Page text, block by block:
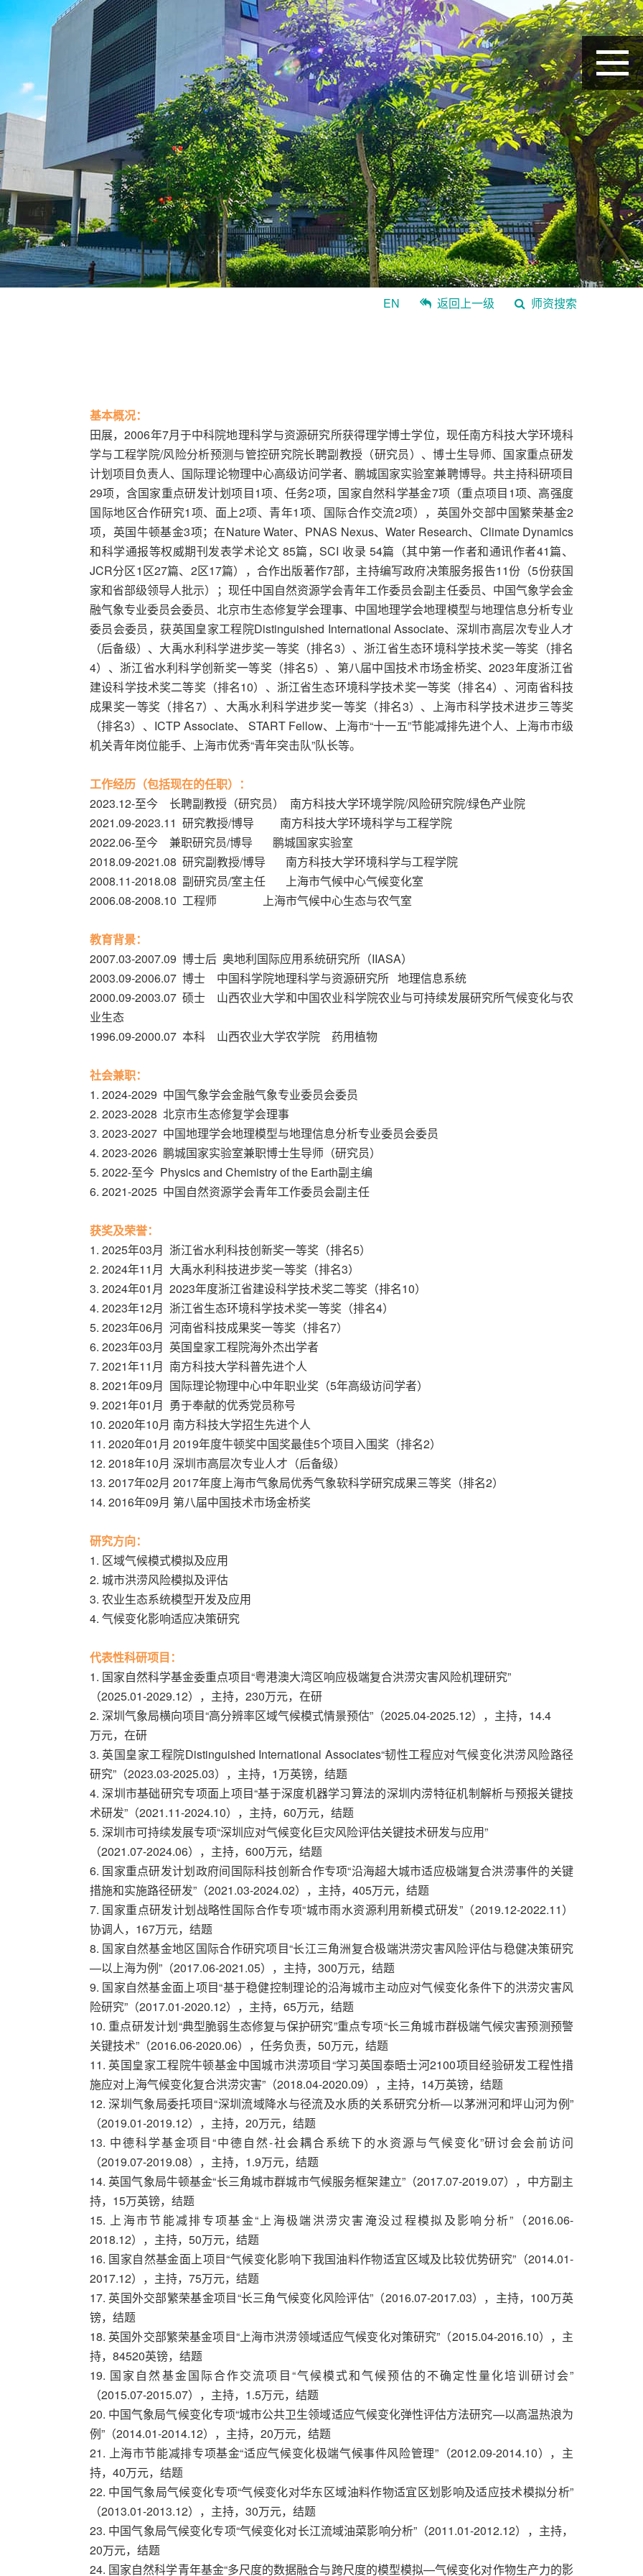
EN 返回上一级 师资搜索
基本概况：
田展，2006年7月于中科院地理科学与资源研究所获得理学博士学位，现任南方科技大学环境科
学与工程学院/风险分析预测与管控研究院长聘副教授（研究员）、博士生导师、国家重点研发
计划项目负责人、国际理论物理中心高级访问学者、鹏城国家实验室兼聘博导。共主持科研项目
29项，含国家重点研发计划项目1项、任务2项，国家自然科学基金7项（重点项目1项、高强度
国际地区合作研究1项、面上2项、青年1项、国际合作交流2项），英国外交部中国繁荣基金2
项，英国牛顿基金3项；在Nature Water、PNAS Nexus、Water Research、Climate Dynamics
和科学通报等权威期刊发表学术论文 85篇，SCI 收录 54篇（其中第一作者和通讯作者41篇、
JCR分区1区27篇、2区17篇），合作出版著作7部，主持编写政府决策服务报告11份（5份获国
家和省部级领导人批示）；现任中国自然资源学会青年工作委员会副主任委员、中国气象学会金
融气象专业委员会委员、北京市生态修复学会理事、中国地理学会地理模型与地理信息分析专业
委员会委员，获英国皇家工程院Distinguished International Associate、深圳市高层次专业人才
（后备级）、大禹水利科学进步奖一等奖（排名3）、浙江省生态环境科学技术奖一等奖（排名
4）、浙江省水利科学创新奖一等奖（排名5）、第八届中国技术市场金桥奖、2023年度浙江省
建设科学技术奖二等奖（排名10）、浙江省生态环境科学技术奖一等奖（排名4）、河南省科技
成果奖一等奖（排名7）、大禹水利科学进步奖一等奖（排名3）、上海市科学技术进步三等奖
（排名3）、ICTP Associate、 START Fellow、上海市“十一五”节能减排先进个人、上海市市级
机关青年岗位能手、上海市优秀“青年突击队”队长等。
工作经历（包括现在的任职）：
2023.12-至今 长聘副教授（研究员） 南方科技大学环境学院/风险研究院/绿色产业院
2021.09-2023.11 研究教授/博导 南方科技大学环境科学与工程学院
2022.06-至今 兼职研究员/博导 鹏城国家实验室
2018.09-2021.08 研究副教授/博导 南方科技大学环境科学与工程学院
2008.11-2018.08 副研究员/室主任 上海市气候中心气候变化室
2006.08-2008.10 工程师 上海市气候中心生态与农气室
教育背景：
2007.03-2007.09 博士后 奥地利国际应用系统研究所（IIASA）
2003.09-2006.07 博士 中国科学院地理科学与资源研究所 地理信息系统
2000.09-2003.07 硕士 山西农业大学和中国农业科学院农业与可持续发展研究所气候变化与农
业生态
1996.09-2000.07 本科 山西农业大学农学院 药用植物
社会兼职：
1. 2024-2029 中国气象学会金融气象专业委员会委员
2. 2023-2028 北京市生态修复学会理事
3. 2023-2027 中国地理学会地理模型与地理信息分析专业委员会委员
4. 2023-2026 鹏城国家实验室兼职博士生导师（研究员）
5. 2022-至今 Physics and Chemistry of the Earth副主编
6. 2021-2025 中国自然资源学会青年工作委员会副主任
获奖及荣誉：
1. 2025年03月 浙江省水利科技创新奖一等奖（排名5）
2. 2024年11月 大禹水利科技进步奖一等奖（排名3）
3. 2024年01月 2023年度浙江省建设科学技术奖二等奖（排名10）
4. 2023年12月 浙江省生态环境科学技术奖一等奖（排名4）
5. 2023年06月 河南省科技成果奖一等奖（排名7）
6. 2023年03月 英国皇家工程院海外杰出学者
7. 2021年11月 南方科技大学科普先进个人
8. 2021年09月 国际理论物理中心中年职业奖（5年高级访问学者）
9. 2021年01月 勇于奉献的优秀党员称号
10. 2020年10月 南方科技大学招生先进个人
11. 2020年01月 2019年度牛顿奖中国奖最佳5个项目入围奖（排名2）
12. 2018年10月 深圳市高层次专业人才（后备级）
13. 2017年02月 2017年度上海市气象局优秀气象软科学研究成果三等奖（排名2）
14. 2016年09月 第八届中国技术市场金桥奖
研究方向：
1. 区域气候模式模拟及应用
2. 城市洪涝风险模拟及评估
3. 农业生态系统模型开发及应用
4. 气候变化影响适应决策研究
代表性科研项目：
1. 国家自然科学基金委重点项目“粤港澳大湾区响应极端复合洪涝灾害风险机理研究”
（2025.01-2029.12），主持，230万元，在研
2. 深圳气象局横向项目“高分辨率区域气候模式情景预估”（2025.04-2025.12），主持，14.4
万元，在研
3. 英国皇家工程院Distinguished International Associates“韧性工程应对气候变化洪涝风险路径
研究”（2023.03-2025.03），主持，1万英镑，结题
4. 深圳市基础研究专项面上项目“基于深度机器学习算法的深圳内涝特征机制解析与预报关键技
术研发”（2021.11-2024.10），主持，60万元，结题
5. 深圳市可持续发展专项“深圳应对气候变化巨灾风险评估关键技术研发与应用”
（2021.07-2024.06），主持，600万元，结题
6. 国家重点研发计划政府间国际科技创新合作专项“沿海超大城市适应极端复合洪涝事件的关键
措施和实施路径研发”（2021.03-2024.02），主持，405万元，结题
7. 国家重点研发计划战略性国际合作专项“城市雨水资源利用新模式研发”（2019.12-2022.11）
协调人，167万元，结题
8. 国家自然基金地区国际合作研究项目“长江三角洲复合极端洪涝灾害风险评估与稳健决策研究
—以上海为例”（2017.06-2021.05），主持，300万元，结题
9. 国家自然基金面上项目“基于稳健控制理论的沿海城市主动应对气候变化条件下的洪涝灾害风
险研究”（2017.01-2020.12），主持，65万元，结题
10. 重点研发计划“典型脆弱生态修复与保护研究”重点专项“长三角城市群极端气候灾害预测预警
关键技术”（2016.06-2020.06），任务负责，50万元，结题
11. 英国皇家工程院牛顿基金中国城市洪涝项目“学习英国泰晤士河2100项目经验研发工程性措
施应对上海气候变化复合洪涝灾害”（2018.04-2020.09），主持，14万英镑，结题
12. 深圳气象局委托项目“深圳流域降水与径流及水质的关系研究分析—以茅洲河和坪山河为例”
（2019.01-2019.12），主持，20万元，结题
13. 中德科学基金项目“中德自然-社会耦合系统下的水资源与气候变化”研讨会会前访问
（2019.07-2019.08），主持，1.9万元，结题
14. 英国气象局牛顿基金“长三角城市群城市气候服务框架建立”（2017.07-2019.07），中方副主
持，15万英镑，结题
15. 上海市节能减排专项基金“上海极端洪涝灾害淹没过程模拟及影响分析”（2016.06-
2018.12），主持，50万元，结题
16. 国家自然基金面上项目“气候变化影响下我国油料作物适宜区域及比较优势研究”（2014.01-
2017.12），主持，75万元，结题
17. 英国外交部繁荣基金项目“长三角气候变化风险评估”（2016.07-2017.03），主持，100万英
镑，结题
18. 英国外交部繁荣基金项目“上海市洪涝领域适应气候变化对策研究”（2015.04-2016.10），主
持，84520英镑，结题
19. 国家自然基金国际合作交流项目“气候模式和气候预估的不确定性量化培训研讨会”
（2015.07-2015.07），主持，1.5万元，结题
20. 中国气象局气候变化专项“城市公共卫生领域适应气候变化弹性评估方法研究—以高温热浪为
例”（2014.01-2014.12），主持，20万元，结题
21. 上海市节能减排专项基金“适应气候变化极端气候事件风险管理”（2012.09-2014.10），主
持，40万元，结题
22. 中国气象局气候变化专项“气候变化对华东区域油料作物适宜区划影响及适应技术模拟分析”
（2013.01-2013.12），主持，30万元，结题
23. 中国气象局气候变化专项“气候变化对长江流域油菜影响分析”（2011.01-2012.12），主持，
20万元，结题
24. 国家自然科学青年基金“多尺度的数据融合与跨尺度的模型模拟—气候变化对作物生产力的影